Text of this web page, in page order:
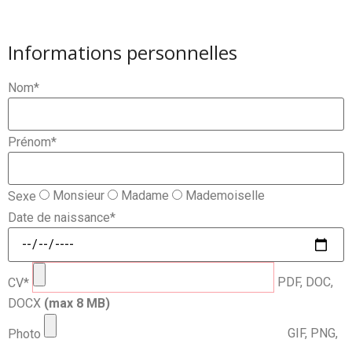
Informations personnelles
Nom*
Prénom*
Sexe Monsieur Madame
Mademoiselle
Date de naissance*
CV*
PDF, DOC,
DOCX (max 8 MB)
Photo
GIF, PNG,